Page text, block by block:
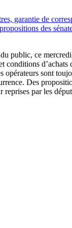
garantie de
des
public, ce
conditions d’achats
opérateurs sont
Des
reprises par les